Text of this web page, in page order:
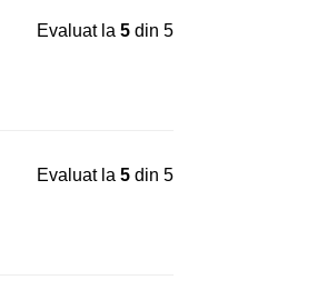
Evaluat la5 din 5
Evaluat la5 din 5